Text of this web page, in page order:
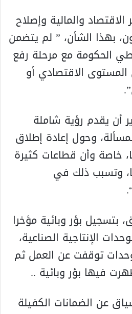
والمالية وإصلاح
بهذا الشأن، ” لم يتضمن
الحكومة مع مرحلة رفع
المستوى الاقتصادي أو
أن يقدم رؤية شاملة
وحول إعادة إطلاق
خاصة وأن قطاعات كثيرة
وتسبب ذلك في
بؤر وبائية مؤخرا
الإنتاجية الصناعية،
توقفت عن العمل ثم
فيها بؤر وبائية ..
عن الضمانات الكفيلة